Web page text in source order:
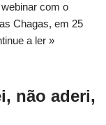
com o
Chagas, em 25
a ler »
não aderi,